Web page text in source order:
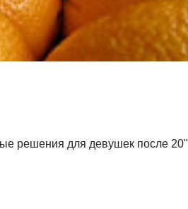
решения для девушек после 20"